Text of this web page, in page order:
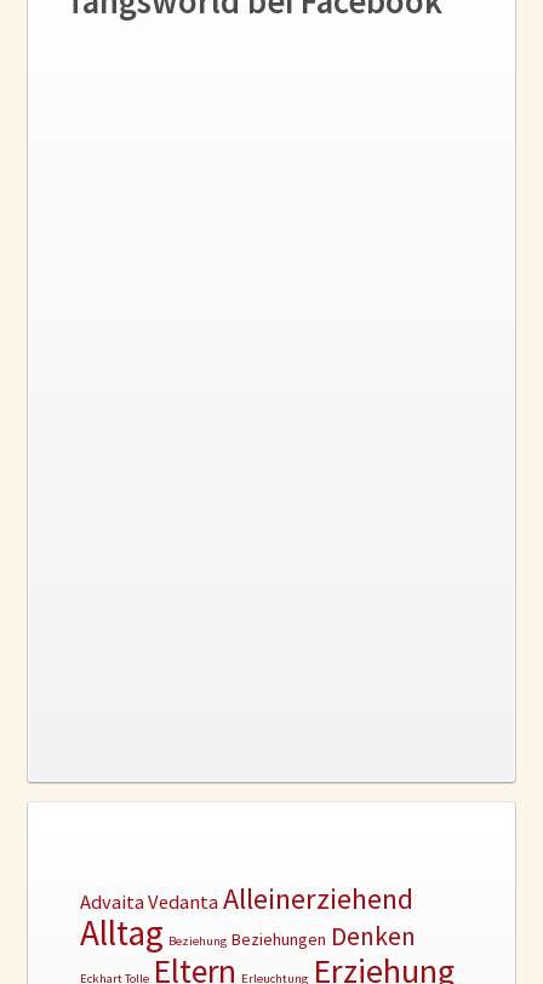
Advaita Vedanta Alleinerziehend
Alltag Beziehung Beziehungen Denken
Eckhart Tolle Eltern Erleuchtung Erziehung